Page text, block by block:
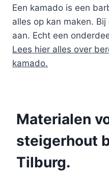
Een kamado is een
alles op kan maken.
aan. Echt een
Lees hier alles over
kamado.
Materialen
steigerhout
Tilburg.